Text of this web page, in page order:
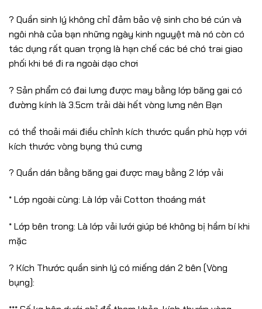
? Quần sinh lý không chỉ đảm bảo vệ sinh cho bé cún và
ngôi nhà của bạn những ngày kinh nguyệt mà nó còn có
tác dụng rất quan trọng là hạn chế các bé chó trai giao
phối khi bé đi ra ngoài dạo chơi
? Sản phẩm có đai lưng được may bằng lớp băng gai có
đường kính là 3.5cm trải dài hết vòng lưng nên Bạn
có thể thoải mái điều chỉnh kích thước quần phù hợp với
kích thước vòng bụng thú cưng
? Quần dán bằng băng gai được may bằng 2 lớp vải
* Lớp ngoài cùng: Là lớp vải Cotton thoáng mát
* Lớp bên trong: Là lớp vải lưới giúp bé không bị hầm bí khi
mặc
? Kích Thước quần sinh lý có miếng dán 2 bên (Vòng
bụng):